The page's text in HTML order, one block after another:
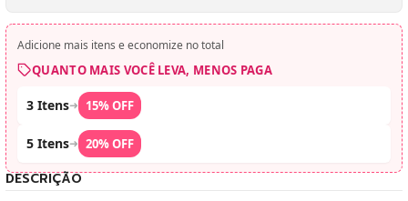
Adicione mais itens e economize no total
QUANTO MAIS VOCÊ LEVA, MENOS PAGA
3 Itens➜ 15% OFF
5 Itens➜ 20% OFF
DESCRIÇÃO